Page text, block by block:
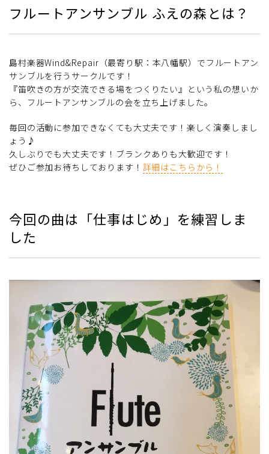
フルートアンサンブル ふえの森とは？
島村楽器Wind&Repair（最寄り駅：本八幡駅）でフルートアン
サンブルを行うサークルです！
『笛吹きの方が交流できる場をつくりたい』という私の想いか
ら、フルートアンサンブルの会を立ち上げました。
毎回の活動に参加できなくても大丈夫です！楽しく演奏しまし
ょう♪
久しぶりでも大丈夫です！ブランクありも大歓迎です！
ぜひご参加お待ちしております！ 詳細はこちらから！
今回の曲は「仕事はじめ」を練習しま
した